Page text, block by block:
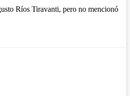
Ríos Tiravanti, pero no mencionó